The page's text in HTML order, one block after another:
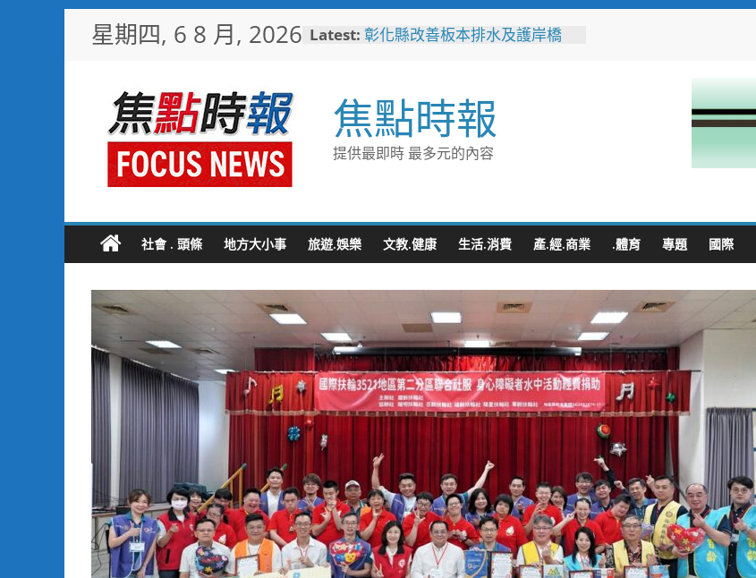
星期四, 6 8 月, 2026 Latest: 彰化縣改善板本排水及護岸橋
少子化時代的地方解方！彰化市
未婚聯誼6年促成10對佳偶
彰化縣長參選人魏平政率議員團
隊攜手造勢 盼翻轉彰化打造新
焦點時報
提供最即時 最多元的內容
社會 . 頭條 地方大小事 旅遊.娛樂 文教.健康 生活.消費 產.經.商業 .體育 專題 國際